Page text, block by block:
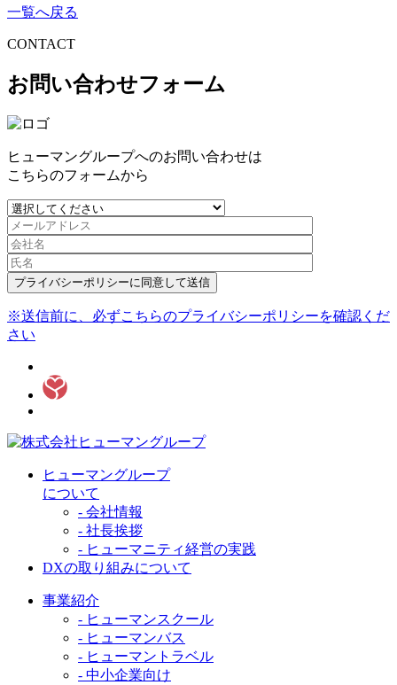
一覧へ戻る
CONTACT
お問い合わせフォーム
ヒューマングループへのお問い合わせは
こちらのフォームから
プライバシーポリシーに同意して送信
※送信前に、必ずこちらのプライバシーポリシーを確認くだ
さい
ヒューマングループ
について
- 会社情報
- 社長挨拶
- ヒューマニティ経営の実践
DXの取り組みについて
事業紹介
- ヒューマンスクール
- ヒューマンバス
- ヒューマントラベル
- 中小企業向け